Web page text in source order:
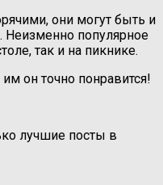
они могут быть и
популярное
так и на пикнике.
он точно понравится!
лучшие посты в